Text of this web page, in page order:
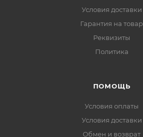
Условия доставки
Гарантия на товар
Реквизиты
Политика
ПОМОЩЬ
Условия оплаты
Условия доставки
Обмен и возврат